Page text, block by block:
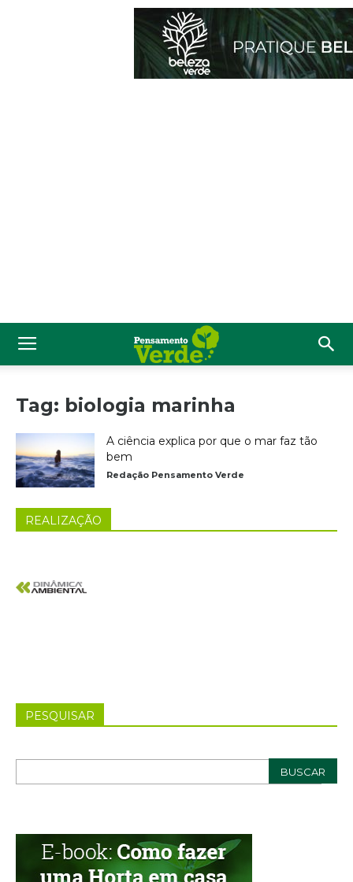
Tag: biologia marinha
A ciência explica por que o mar faz tão
bem
Redação Pensamento Verde
REALIZAÇÃO
PESQUISAR